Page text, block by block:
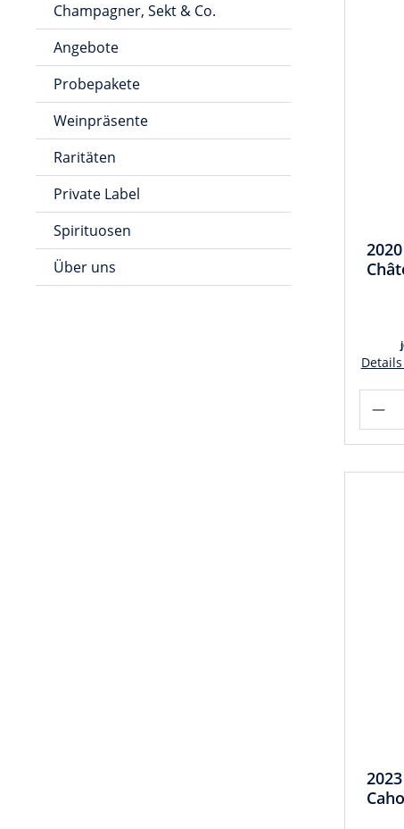
Champagner, Sekt & Co.
Angebote
Probepakete
Weinpräsente
Raritäten
Private Label
Spirituosen
Über uns